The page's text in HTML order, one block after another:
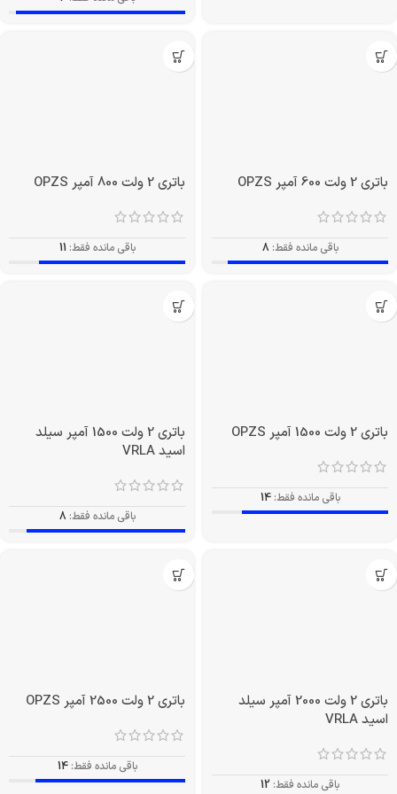
باتری 2 ولت 600 آمپر OPZS
باقی مانده فقط: 8
باتری 2 ولت 800 آمپر OPZS
باقی مانده فقط: 11
باتری 2 ولت 1500 آمپر OPZS
باقی مانده فقط: 14
باتری 2 ولت 1500 آمپر سیلد
اسید VRLA
باقی مانده فقط: 8
باتری 2 ولت 2000 آمپر سیلد
اسید VRLA
باقی مانده فقط: 12
باتری 2 ولت 2500 آمپر OPZS
باقی مانده فقط: 14